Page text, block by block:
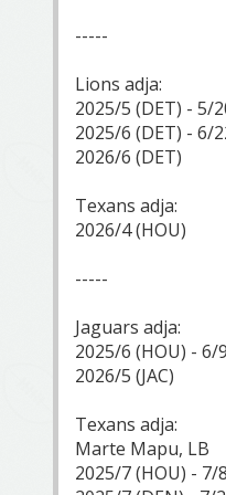
-----
Lions adja:
2025/5 (DET) - 5/
2025/6 (DET) - 6/
2026/6 (DET)
Texans adja:
2026/4 (HOU)
-----
Jaguars adja:
2025/6 (HOU) - 6/
2026/5 (JAC)
Texans adja:
Marte Mapu, LB
2025/7 (HOU) - 7/